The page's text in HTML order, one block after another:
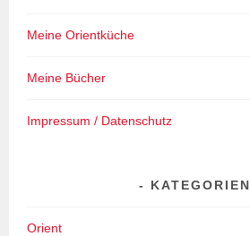
Meine Orientküche
Meine Bücher
Impressum / Datenschutz
KATEGORIEN
Orient